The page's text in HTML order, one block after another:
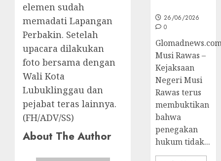
elemen sudah
memadati Lapangan
Perbakin. Setelah
upacara dilakukan
foto bersama dengan
Wali Kota
Lubuklinggau dan
pejabat teras lainnya.
(FH/ADV/SS)
About The Author
26/06/2026
0
Musi Rawas –
Kejaksaan
Negeri Musi
Rawas terus
membuktikan
bahwa
penegakan
hukum tidak...